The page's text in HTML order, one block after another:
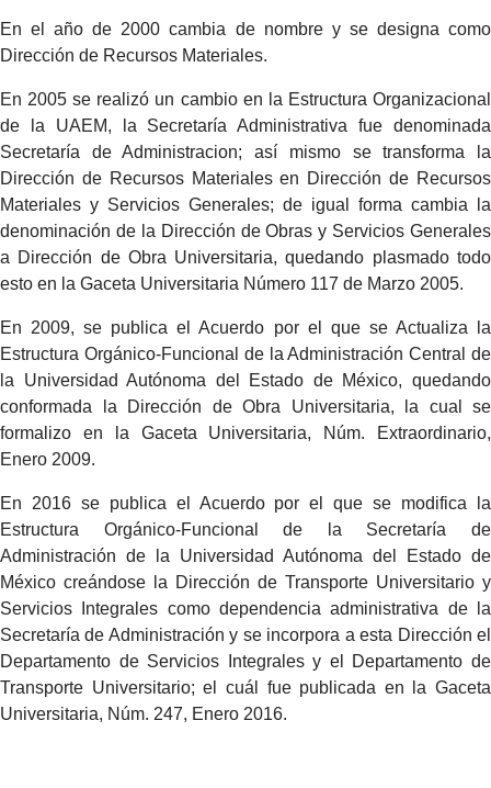
En el año de 2000 cambia de nombre y se designa como
Dirección de Recursos Materiales.
En 2005 se realizó un cambio en la Estructura Organizacional
de la UAEM, la Secretaría Administrativa fue denominada
Secretaría de Administracion; así mismo se transforma la
Dirección de Recursos Materiales en Dirección de Recursos
Materiales y Servicios Generales; de igual forma cambia la
denominación de la Dirección de Obras y Servicios Generales
a Dirección de Obra Universitaria, quedando plasmado todo
esto en la Gaceta Universitaria Número 117 de Marzo 2005.
En 2009, se publica el Acuerdo por el que se Actualiza la
Estructura Orgánico-Funcional de la Administración Central de
la Universidad Autónoma del Estado de México, quedando
conformada la Dirección de Obra Universitaria, la cual se
formalizo en la Gaceta Universitaria, Núm. Extraordinario,
Enero 2009.
En 2016 se publica el Acuerdo por el que se modifica la
Estructura Orgánico-Funcional de la Secretaría de
Administración de la Universidad Autónoma del Estado de
México creándose la Dirección de Transporte Universitario y
Servicios Integrales como dependencia administrativa de la
Secretaría de Administración y se incorpora a esta Dirección el
Departamento de Servicios Integrales y el Departamento de
Transporte Universitario; el cuál fue publicada en la Gaceta
Universitaria, Núm. 247, Enero 2016.